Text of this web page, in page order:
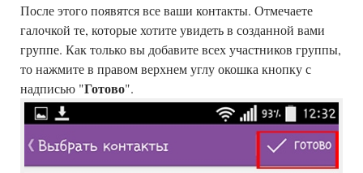
После этого появятся все ваши контакты. Отмечаете
галочкой те, которые хотите увидеть в созданной вами
группе. Как только вы добавите всех участников группы,
то нажмите в правом верхнем углу окошка кнопку с
надписью "Готово".